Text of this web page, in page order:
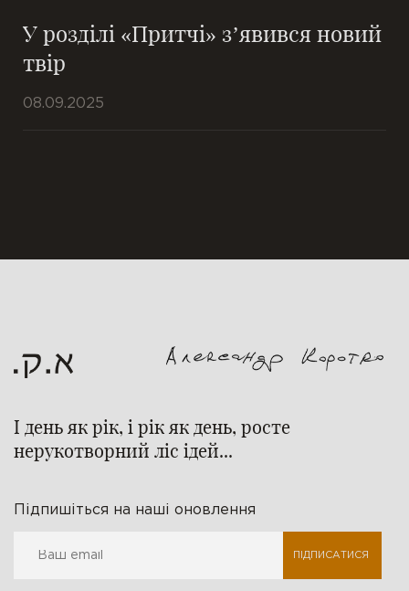
У розділі «Притчі» з’явився новий
твір
08.09.2025
І день як рік, і рік як день, росте
нерукотворний ліс ідей...
Підпишіться на наші оновлення
ПІДПИСАТИСЯ